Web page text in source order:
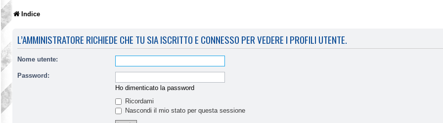
Indice
L’AMMINISTRATORE RICHIEDE CHE TU SIA ISCRITTO E CONNESSO PER VEDERE I PROFILI UTENTE.
Nome utente:
Password:
Ho dimenticato la password
Ricordami
Nascondi il mio stato per questa sessione